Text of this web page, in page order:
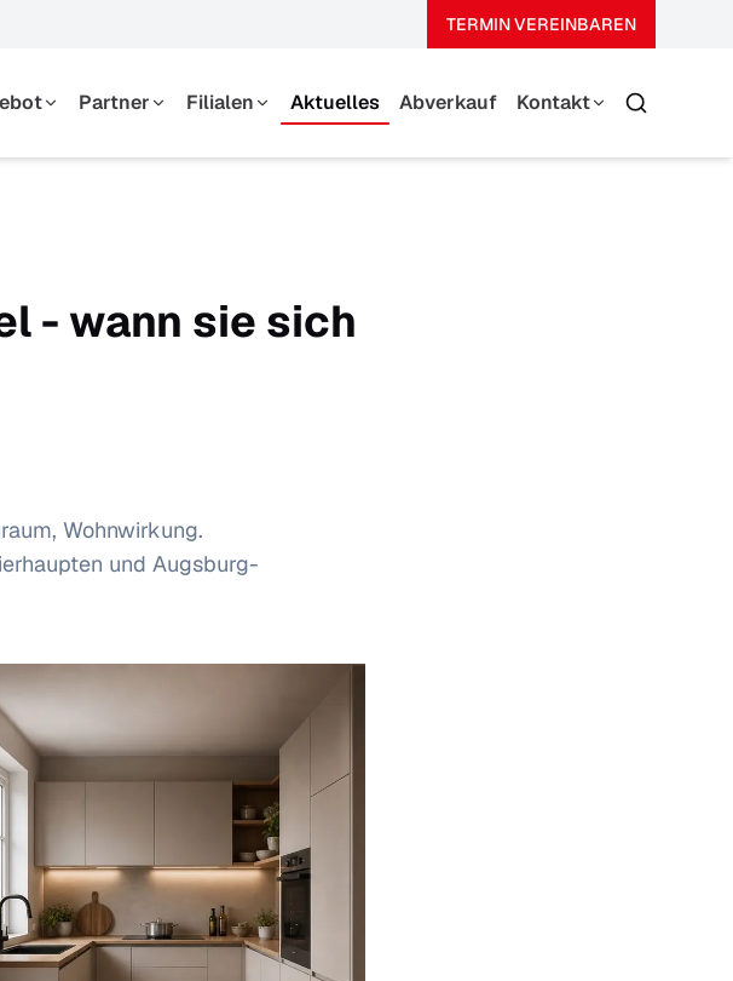
TERMIN VEREINBAREN
& Kleinmöbel
Partner
Hersteller
Filialen
Thierhaupten
Aktuelles Abverkauf Kontakt
Team
Suche
- wann sie sich
Wohnwirkung.
und Augsburg-